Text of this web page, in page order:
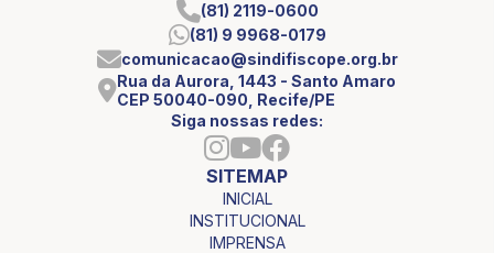
(81) 2119-0600
(81) 9 9968-0179
comunicacao@sindifiscope.org.br
Rua da Aurora, 1443 - Santo Amaro
CEP 50040-090, Recife/PE
Siga nossas redes:
SITEMAP
INICIAL
INSTITUCIONAL
IMPRENSA